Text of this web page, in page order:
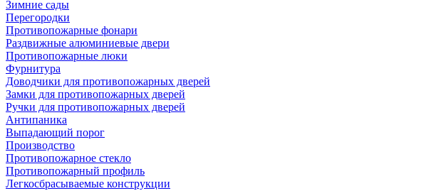
Зимние сады
Перегородки
Противопожарные фонари
Раздвижные алюминиевые двери
Противопожарные люки
Фурнитура
Доводчики для противопожарных дверей
Замки для противопожарных дверей
Ручки для противопожарных дверей
Антипаника
Выпадающий порог
Производство
Противопожарное стекло
Противопожарный профиль
Легкосбрасываемые конструкции